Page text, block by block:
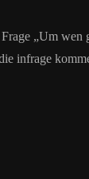
„Um wen
infrage